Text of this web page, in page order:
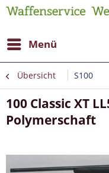
Menü
Übersicht S100
100 Classic XT
Polymerschaft